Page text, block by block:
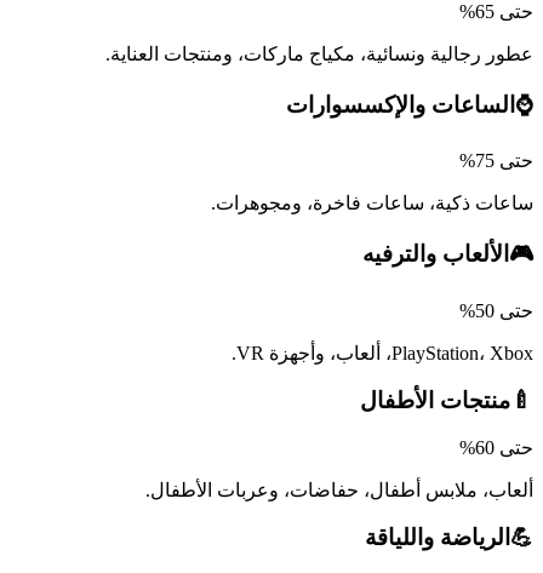
حتى 65%
عطور رجالية ونسائية، مكياج ماركات، ومنتجات العناية.
⌚ الساعات والإكسسوارات
حتى 75%
ساعات ذكية، ساعات فاخرة، ومجوهرات.
🎮 الألعاب والترفيه
حتى 50%
PlayStation، Xbox، ألعاب، وأجهزة VR.
🍼 منتجات الأطفال
حتى 60%
ألعاب، ملابس أطفال، حفاضات، وعربات الأطفال.
💪 الرياضة واللياقة